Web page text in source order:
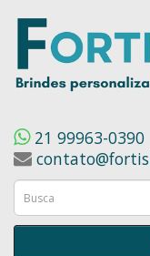
21 99963-0390